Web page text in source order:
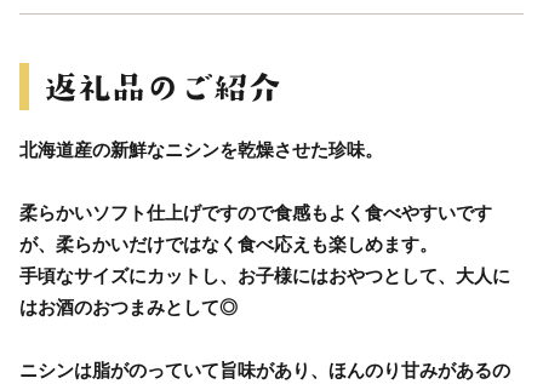
北海道産の新鮮なニシンを乾燥させた珍味。
柔らかいソフト仕上げですので食感もよく食べやすいです
が、柔らかいだけではなく食べ応えも楽しめます。
手頃なサイズにカットし、お子様にはおやつとして、大人に
はお酒のおつまみとして◎
ニシンは脂がのっていて旨味があり、ほんのり甘みがあるの